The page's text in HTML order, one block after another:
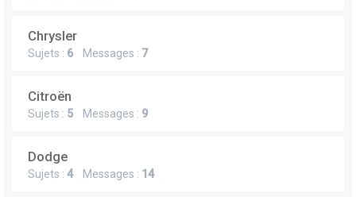
Chrysler
Sujets : 6 Messages : 7
Citroën
Sujets : 5 Messages : 9
Dodge
Sujets : 4Messages : 14